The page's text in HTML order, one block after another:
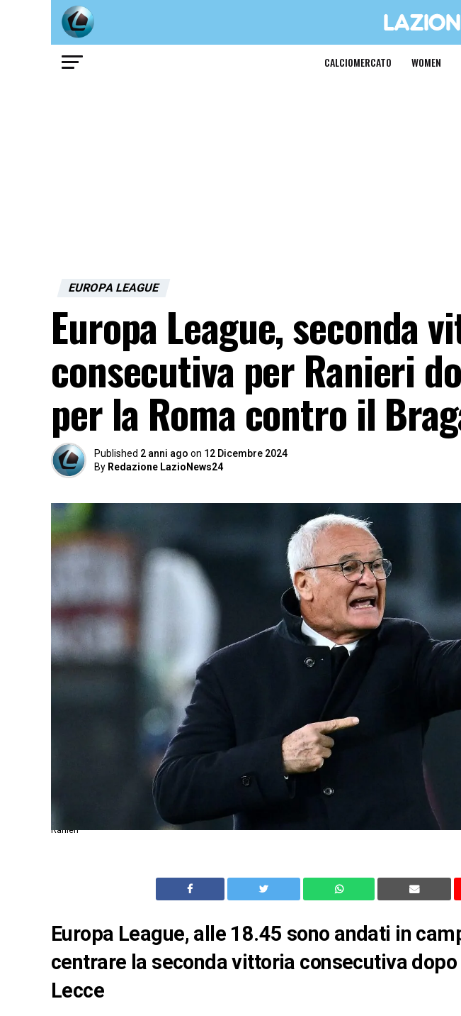
CALCIOMERCATO WOMEN
EUROPA LEAGUE
Europa League, seconda
consecutiva per Ranieri
per la Roma contro il
Published 2 anni ago on 12 Dicembre 2024
By Redazione LazioNews24
Ranieri
Europa League, alle 18.45 sono andati in
centrare la seconda vittoria consecutiva dopo
Lecce